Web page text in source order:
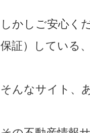
しかしご安心く
保証）している
そんなサイト、